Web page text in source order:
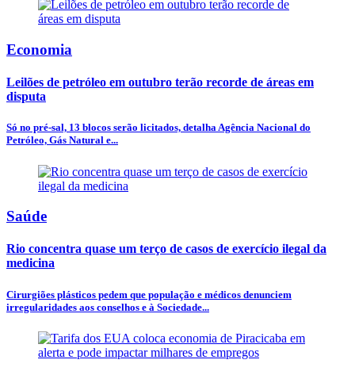
Economia
Leilões de petróleo em outubro terão recorde de áreas em
disputa
Só no pré-sal, 13 blocos serão licitados, detalha Agência Nacional do
Petróleo, Gás Natural e...
Saúde
Rio concentra quase um terço de casos de exercício ilegal da
medicina
Cirurgiões plásticos pedem que população e médicos denunciem
irregularidades aos conselhos e à Sociedade...